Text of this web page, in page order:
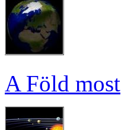
A Föld most